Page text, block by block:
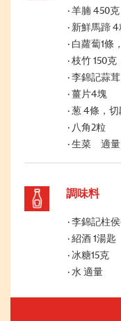
羊腩 450克
新鮮馬蹄 4
白蘿蔔1條
枝竹 150克
李錦記蒜
薑片4塊
葱 4條，切
八角2粒
生菜 適量
調味料
李錦記柱侯
紹酒 1湯匙
冰糖15克
水 適量